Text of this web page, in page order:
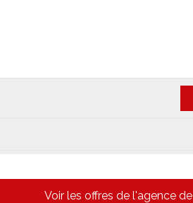
Voir les offres de l'agence de